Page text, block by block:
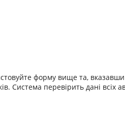
форму вище та,
Система перевірить дані всіх